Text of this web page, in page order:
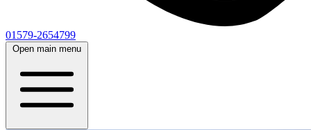
01579-2654799
Open main menu